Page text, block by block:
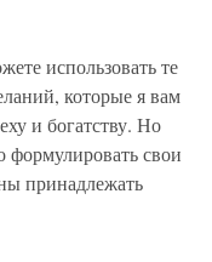
использовать те
которые я вам
и богатству. Но
формулировать свои
принадлежать